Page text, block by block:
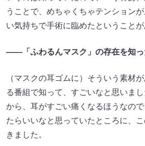
うことで、めちゃくちゃテンション
い気持ちで手術に臨めたということが
――「ふわるんマスク」の存在を知っ
（マスクの耳ゴムに）そういう素材
る番組で知って、すごいなと思いま
から、耳がすごい痛くなるほうなの
たらいいなと思っていたところに、
きました。